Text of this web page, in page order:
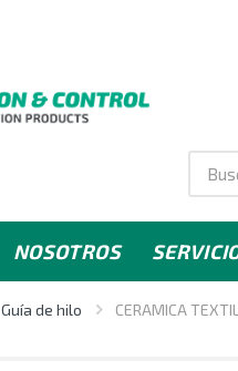
NOSOTROS
Guía de hilo CERAMICA